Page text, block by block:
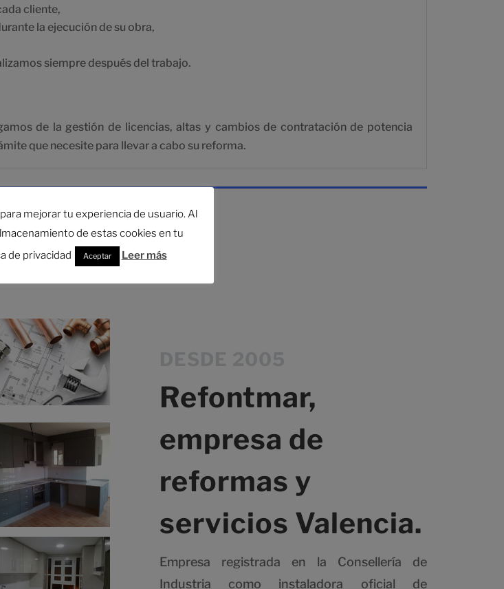
cliente,
la ejecución de su obra,
siempre después del trabajo.
de la gestión de licencias, altas y cambios de contratación de potencia
que necesite para llevar a cabo su reforma.
Refontmar,
empresa de
reformas y
servicios Valencia.
Empresa registrada en la Consellería de
Industria como instaladora oficial de
mejorar tu experiencia de usuario. Al
de estas cookies en tu
de privacidad
Aceptar Leer más